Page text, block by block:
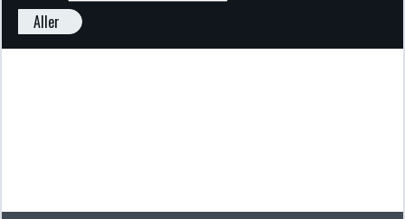
Aller